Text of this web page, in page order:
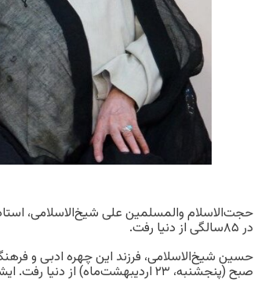
حجت‌الاسلام والمسلمین علی شیخ‌الاسلامی،
در ۸۵سالگی از دنیا رفت.
حسین شیخ‌الاسلامی، فرزند این چهره ادبی و
صبح (پنجشنبه، ۲۳ اردیبهشت‌ماه) از دنیا رفت. ایشان مدتی دچار بیماری گوارشی بود.